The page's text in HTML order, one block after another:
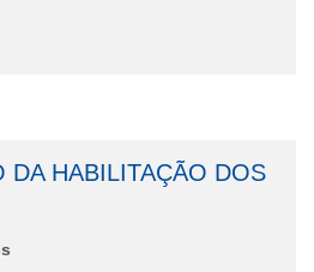
DA HABILITAÇÃO DOS